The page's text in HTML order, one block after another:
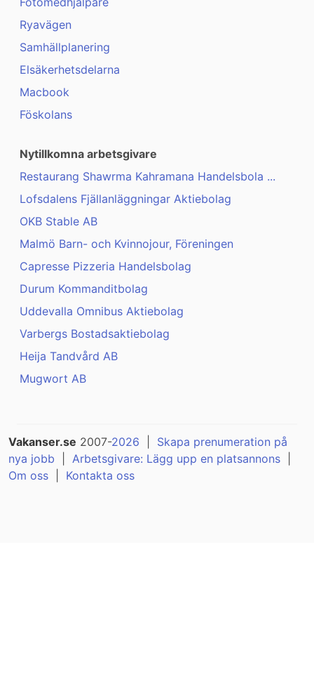
Ryavägen
Samhällplanering
Elsäkerhetsdelarna
Macbook
Föskolans
Nytillkomna arbetsgivare
Restaurang Shawrma Kahramana Handelsbola ...
Lofsdalens Fjällanläggningar Aktiebolag
OKB Stable AB
Malmö Barn- och Kvinnojour, Föreningen
Capresse Pizzeria Handelsbolag
Durum Kommanditbolag
Uddevalla Omnibus Aktiebolag
Varbergs Bostadsaktiebolag
Heija Tandvård AB
Mugwort AB
Vakanser.se 2007-2026
Skapa prenumeration på
nya jobb
Arbetsgivare: Lägg upp en platsannons
Om oss
Kontakta oss